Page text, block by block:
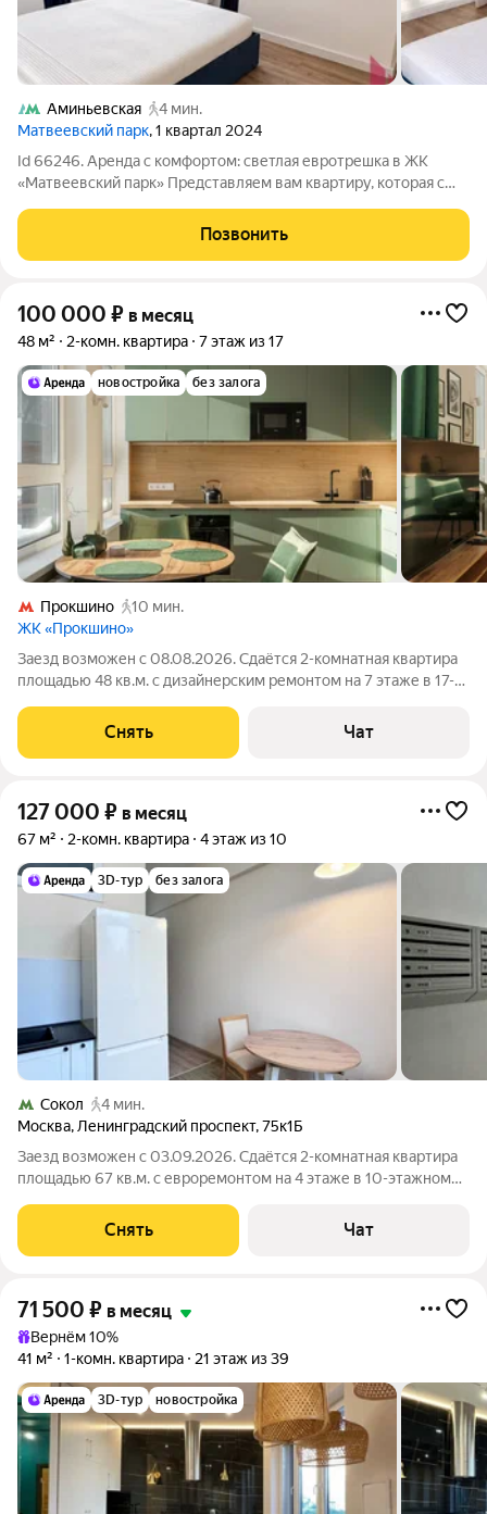
Аминьевская
4 мин.
Матвеевский парк, 1 квартал 2024
Id 66246. Аренда с комфортом: светлая евротрешка в ЖК
«Матвеевский парк» Представляем вам квартиру, которая с
найти современное, готовое к переезду жилье без
компромиссов. Речь идет о
Позвонить
100 000 ₽ в месяц
48 м² 2-комн. квартира 7 этаж из 17
новостройка без залога
Прокшино
10 мин.
ЖК «Прокшино»
Заезд возможен с 08.08.2026. Сдаётся 2-комнатная квартира
площадью 48 кв.м. с дизайнерским ремонтом на 7 этаже в 17-
Посудомоечная машина
Снять Чат
127 000 ₽ в месяц
67 м² 2-комн. квартира 4 этаж из 10
3D-тур без залога
Сокол
4 мин.
Москва, Ленинградский проспект,75к1Б
Заезд возможен с 03.09.2026. Сдаётся 2-комнатная квартира
площадью 67 кв.м. с евроремонтом на 4 этаже в 10-этажном
Духовой шкаф Стиральная машина Холодильник
Посудомоечная машина
Снять Чат
71 500 ₽ в месяц
Вернём 10%
41 м²
1-комн. квартира 21 этаж из 39
3D-тур новостройка